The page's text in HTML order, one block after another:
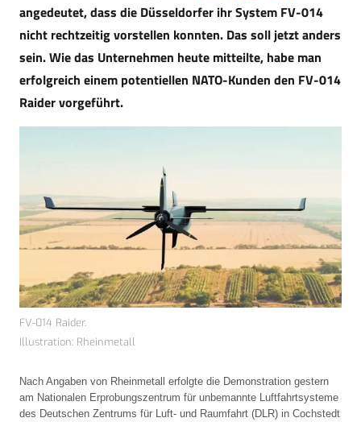
angedeutet, dass die Düsseldorfer ihr System FV-014
nicht rechtzeitig vorstellen konnten. Das soll jetzt anders
sein. Wie das Unternehmen heute mitteilte, habe man
erfolgreich einem potentiellen NATO-Kunden den FV-014
Raider vorgeführt.
FV-014 Raider.
Illustration: Rheinmetall
Nach Angaben von Rheinmetall erfolgte die Demonstration gestern
am Nationalen Erprobungszentrum für unbemannte Luftfahrtsysteme
des Deutschen Zentrums für Luft- und Raumfahrt (DLR) in Cochstedt